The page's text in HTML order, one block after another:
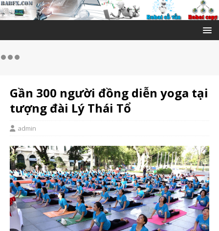
Gần 300 người đồng diễn yoga tại
tượng đài Lý Thái Tổ
admin